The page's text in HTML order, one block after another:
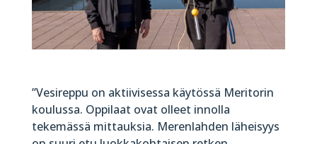
”Vesireppu on aktiivisessa käytössä Meritorin
koulussa. Oppilaat ovat olleet innolla
tekemässä mittauksia. Merenlahden läheisyys